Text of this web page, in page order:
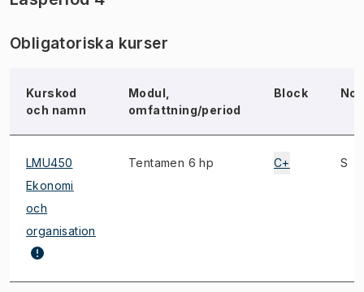
Obligatoriska kurser
Kurskod
och namn
Modul,
omfattning/period
Block Not
LMU450
Ekonomi
och
organisation
Tentamen 6 hp C+ S